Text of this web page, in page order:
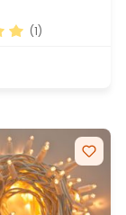
de 5 sur 5
(1)